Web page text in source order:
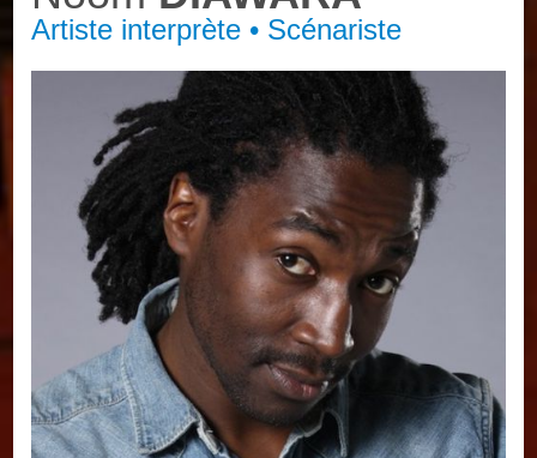
Artiste interprète • Scénariste